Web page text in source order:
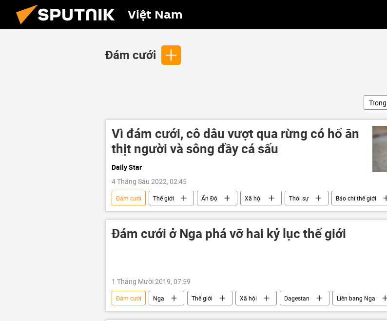
Việt Nam
Đám cưới
Vì đám cưới, cô dâu vượt qua rừng có hổ ăn
thịt người và sông đầy cá sấu
Daily Star
4 Tháng Sáu 2022, 02:45
Đám cưới Thế giới Ấn Độ Xã hội Thời sự Báo chí thế giới
Đám cưới ở Nga phá vỡ hai kỷ lục thế giới
1 Tháng Mười 2019, 07:59
Đám cưới Nga Thế giới Xã hội Dagestan Liên bang Nga